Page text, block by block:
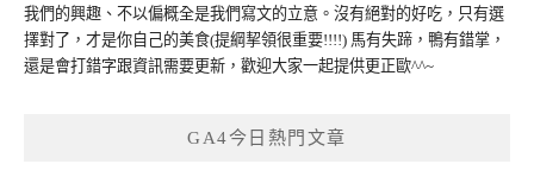
我們的興趣、不以偏概全是我們寫文的立意。沒有絕對的好吃，只有選
擇對了，才是你自己的美食(提綱挈領很重要!!!!) 馬有失蹄，鴨有錯掌，
還是會打錯字跟資訊需要更新，歡迎大家一起提供更正歐^^~
GA4今日熱門文章